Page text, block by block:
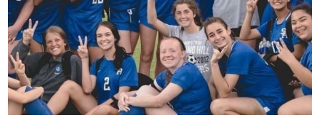
Erfahrungen
Preise
Gastfamilie